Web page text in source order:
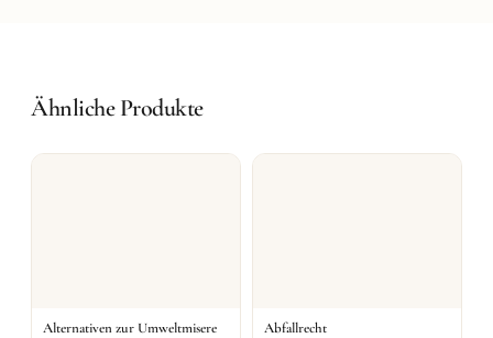
Ähnliche Produkte
Alternativen zur Umweltmisere Abfallrecht